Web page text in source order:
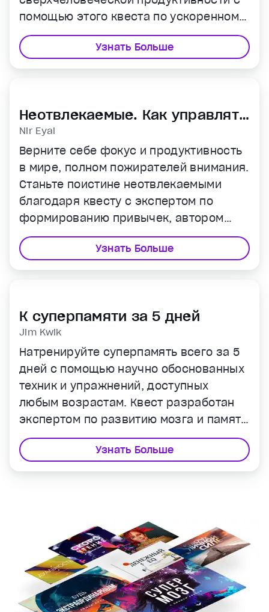
помощью этого квеста по ускоренному
обучению от Джима Квика.
Узнать Больше
Неотвлекаемые. Как управлять
своим вниманием
Nir Eyal
Верните себе фокус и продуктивность
в мире, полном пожирателей внимания.
Станьте поистине неотвлекаемыми
благодаря квесту с экспертом по
формированию привычек, автором
бестселлеров — Ниром Эялем.
Узнать Больше
К суперпамяти за 5 дней
Jim Kwik
Натренируйте суперпамять всего за 5
дней с помощью научно обоснованных
техник и упражнений, доступных
любым возрастам. Квест разработан
экспертом по развитию мозга и памяти
Джимом Квиком.
Узнать Больше